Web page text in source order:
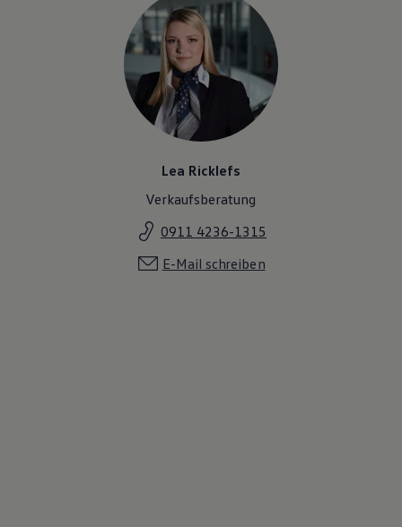
Lea Ricklefs
Verkaufsberatung
0911 4236-1315
E-Mail schreiben